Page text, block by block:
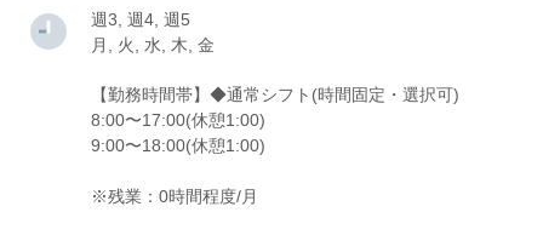
週3, 週4, 週5
月, 火, 水, 木, 金
【勤務時間帯】◆通常シフト(時間固定・選択可)
8:00〜17:00(休憩1:00)
9:00〜18:00(休憩1:00)
※残業：0時間程度/月